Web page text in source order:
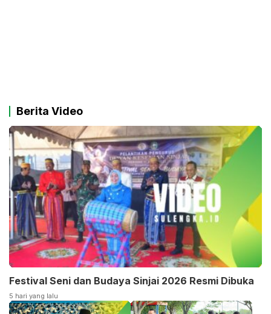
Berita Video
Festival Seni dan Budaya Sinjai 2026 Resmi Dibuka
5 hari yang lalu